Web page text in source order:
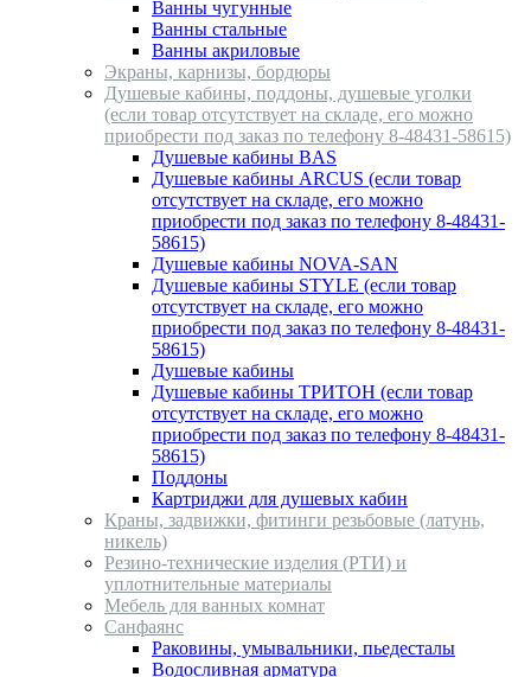
Ванны чугунные
Ванны стальные
Ванны акриловые
Экраны, карнизы, бордюры
Душевые кабины, поддоны, душевые уголки
(если товар отсутствует на складе, его можно
приобрести под заказ по телефону 8-48431-58615)
Душевые кабины BAS
Душевые кабины ARCUS (если товар
отсутствует на складе, его можно
приобрести под заказ по телефону 8-48431-
58615)
Душевые кабины NOVA-SAN
Душевые кабины STYLE (если товар
отсутствует на складе, его можно
приобрести под заказ по телефону 8-48431-
58615)
Душевые кабины
Душевые кабины ТРИТОН (если товар
отсутствует на складе, его можно
приобрести под заказ по телефону 8-48431-
58615)
Поддоны
Картриджи для душевых кабин
Краны, задвижки, фитинги резьбовые (латунь,
никель)
Резино-технические изделия (РТИ) и
уплотнительные материалы
Мебель для ванных комнат
Санфаянс
Раковины, умывальники, пьедесталы
Водосливная арматура